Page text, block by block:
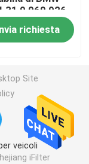
31 9 069 926
richiesta
Site
veicoli
iFilter